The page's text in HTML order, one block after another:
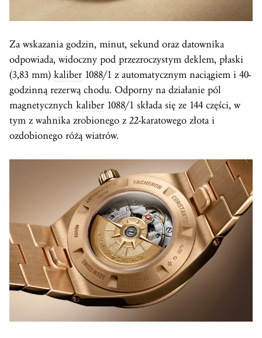
Za wskazania godzin, minut, sekund oraz datownika
odpowiada, widoczny pod przezroczystym deklem, płaski
(3,83 mm) kaliber 1088/1 z automatycznym naciągiem i 40-
godzinną rezerwą chodu. Odporny na działanie pól
magnetycznych kaliber 1088/1 składa się ze 144 części, w
tym z wahnika zrobionego z 22-karatowego złota i
ozdobionego różą wiatrów.